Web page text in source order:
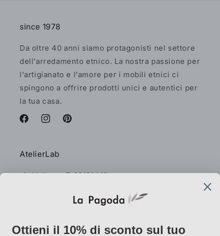
since 1978
Da oltre 40 anni siamo protagonisti nel settore
dell'arredamento etnico. La nostra passione per
l'artigianato e l'amore per i mobili etnici ci
spingono a offrire prodotti unici e autentici per
la tua casa.
FacebookInstagramPinterest
AtelierLab
via Vallazze 7, 20131 Milano
info@lapagoda.net